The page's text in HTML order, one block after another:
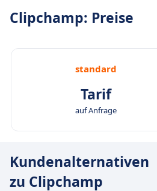
Clipchamp: Preise
standard
Tarif
auf Anfrage
Kundenalternativen
zu Clipchamp